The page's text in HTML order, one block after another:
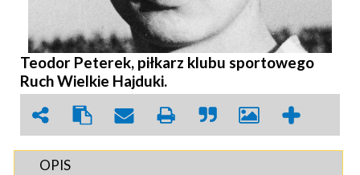
Teodor Peterek, piłkarz klubu sportowego
Ruch Wielkie Hajduki.
OPIS